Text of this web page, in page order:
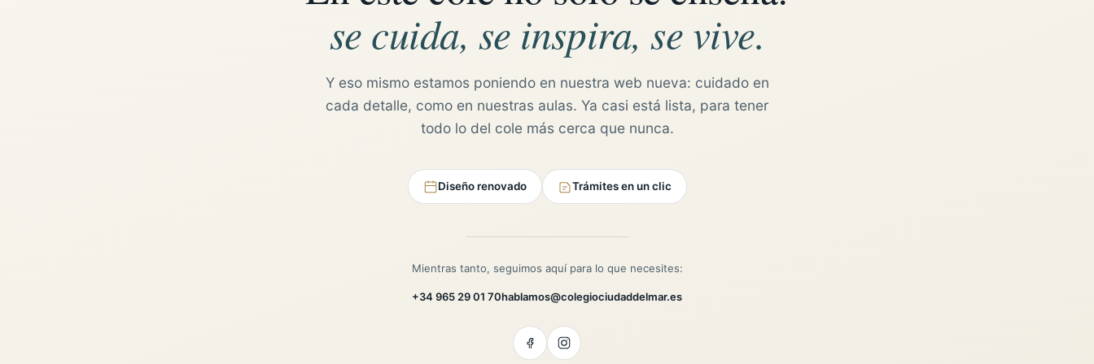
se cuida, se inspira, se vive.
Y eso mismo estamos poniendo en nuestra web nueva: cuidado en
cada detalle, como en nuestras aulas. Ya casi está lista, para tener
todo lo del cole más cerca que nunca.
Diseño renovado Trámites en un clic
Mientras tanto, seguimos aquí para lo que necesites:
+34 965 29 01 70hablamos@colegiociudaddelmar.es